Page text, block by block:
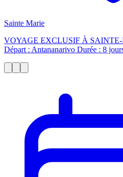
Sainte Marie
VOYAGE EXCLUSIF À SAINTE-
Départ : Antananarivo Durée : 8